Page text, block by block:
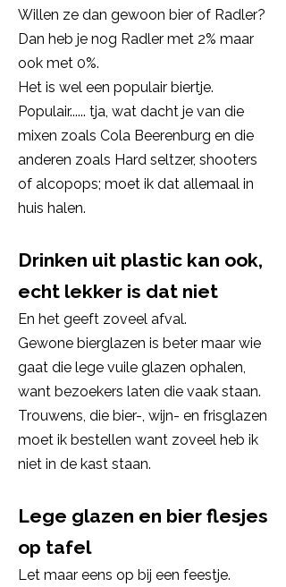
Willen ze dan gewoon bier of Radler?
Dan heb je nog Radler met 2% maar
ook met 0%.
Het is wel een populair biertje.
Populair...... tja, wat dacht je van die
mixen zoals Cola Beerenburg en die
anderen zoals Hard seltzer, shooters
of alcopops; moet ik dat allemaal in
huis halen.
Drinken uit plastic kan ook,
echt lekker is dat niet
En het geeft zoveel afval.
Gewone bierglazen is beter maar wie
gaat die lege vuile glazen ophalen,
want bezoekers laten die vaak staan.
Trouwens, die bier-, wijn- en frisglazen
moet ik bestellen want zoveel heb ik
niet in de kast staan.
Lege glazen en bier flesjes
op tafel
Let maar eens op bij een feestje.